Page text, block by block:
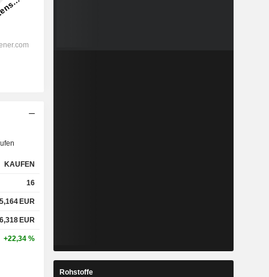
KAUFEN
16
5,164 EUR
6,318 EUR
+22,34 %
Rohstoffe